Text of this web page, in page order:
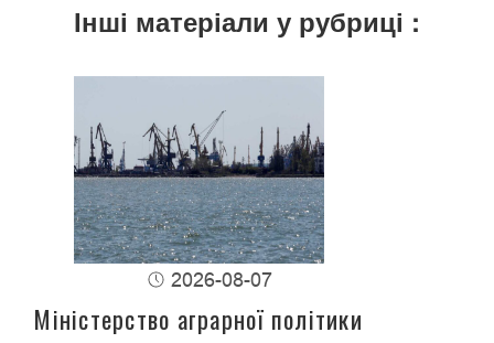
Інші матеріали у рубриці :
2026-08-07
Міністерство аграрної політики